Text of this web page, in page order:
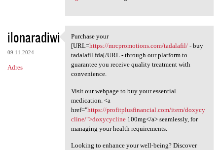
ilonaradiwi
09.11.2024
Adres
Purchase your [URL=https:/
Purchase your
[URL=https://mrcpromotions.com/tadalafil/- buy
tadalafil fda[/URL - through our platform to
guarantee you receive quality treatment with
convenience.
Visit our webpage to buy your essential
medication. <a
href="https://profitplusfinancial.com/item/doxycy
cline/">doxycycline100mg</a> seamlessly, for
managing your health requirements.
Looking to enhance your well-being? Discover